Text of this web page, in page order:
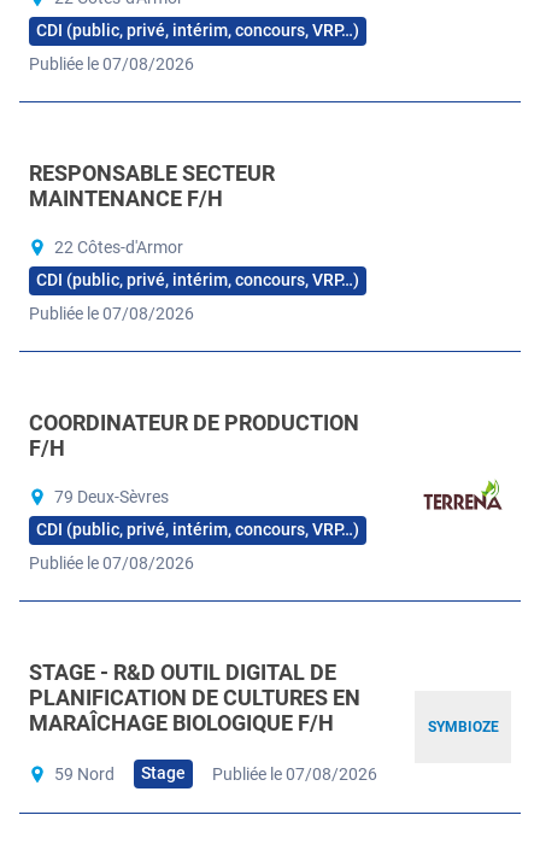
CDI (public, privé, intérim, concours, VRP…)
Publiée le 07/08/2026
RESPONSABLE SECTEUR
MAINTENANCE F/H
22 Côtes-d'Armor
CDI (public, privé, intérim, concours, VRP…)
Publiée le 07/08/2026
COORDINATEUR DE PRODUCTION
F/H
79 Deux-Sèvres
CDI (public, privé, intérim, concours, VRP…)
Publiée le 07/08/2026
SYMBIOZE
STAGE - R&D OUTIL DIGITAL DE
PLANIFICATION DE CULTURES EN
MARAÎCHAGE BIOLOGIQUE F/H
59 Nord Stage Publiée le 07/08/2026